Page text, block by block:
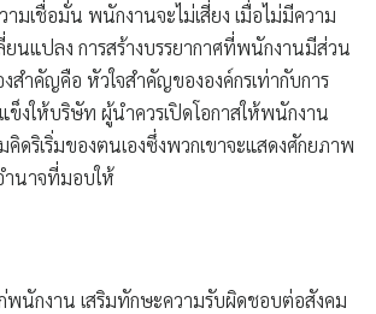
ามเชื่อมั่น พนักงานจะไม่เสี่ยง เมื่อไม่มีความ
ยนแปลง การสร้างบรรยากาศที่พนักงานมีส่วน
สำคัญคือ หัวใจสำคัญขององค์กรเท่ากับการ
ข็งให้บริษัท ผู้นำควรเปิดโอกาสให้พนักงาน
ดริเริ่มของตนเองซึ่งพวกเขาจะแสดงศักยภาพ
ำนาจที่มอบให้
นักงาน เสริมทักษะความรับผิดชอบต่อสังคม